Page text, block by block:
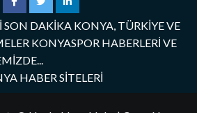
SON DAKİKA KONYA, TÜRKİYE VE
KONYASPOR HABERLERİ VE
HABER SİTELERİ